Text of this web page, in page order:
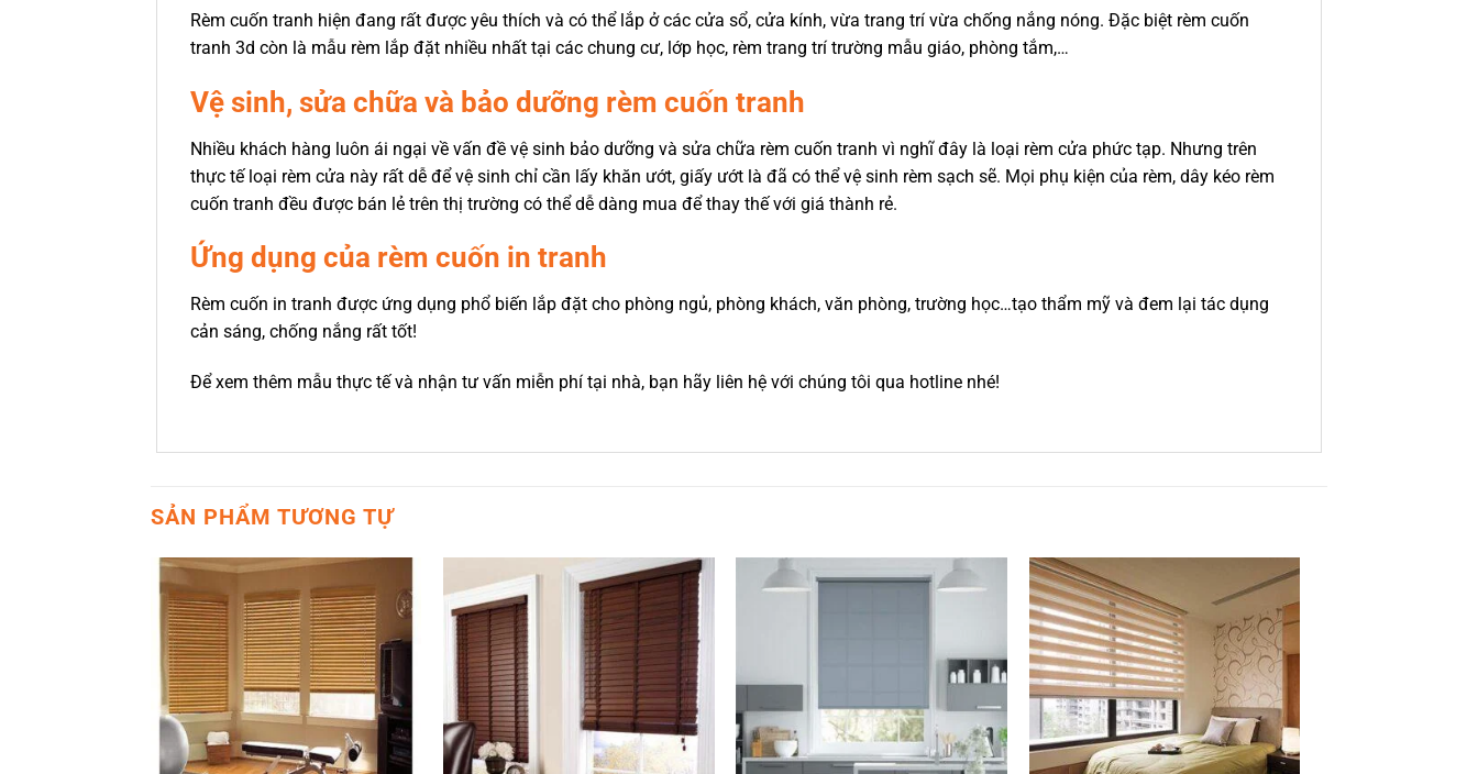
Rèm cuốn tranh hiện đang rất được yêu thích và có thể lắp ở các cửa sổ, cửa kính, vừa trang trí vừa chống nắng nóng. Đặc biệt rèm cuốn
tranh 3d còn là mẫu rèm lắp đặt nhiều nhất tại các chung cư, lớp học, rèm trang trí trường mẫu giáo, phòng tắm,…
Vệ sinh, sửa chữa và bảo dưỡng rèm cuốn tranh
Nhiều khách hàng luôn ái ngại về vấn đề vệ sinh bảo dưỡng và sửa chữa rèm cuốn tranh vì nghĩ đây là loại rèm cửa phức tạp. Nhưng trên
thực tế loại rèm cửa này rất dễ để vệ sinh chỉ cần lấy khăn ướt, giấy ướt là đã có thể vệ sinh rèm sạch sẽ. Mọi phụ kiện của rèm, dây kéo rèm
cuốn tranh đều được bán lẻ trên thị trường có thể dễ dàng mua để thay thế với giá thành rẻ.
Ứng dụng của rèm cuốn in tranh
Rèm cuốn in tranh được ứng dụng phổ biến lắp đặt cho phòng ngủ, phòng khách, văn phòng, trường học…tạo thẩm mỹ và đem lại tác dụng
cản sáng, chống nắng rất tốt!
Để xem thêm mẫu thực tế và nhận tư vấn miễn phí tại nhà, bạn hãy liên hệ với chúng tôi qua hotline nhé!
SẢN PHẨM TƯƠNG TỰ